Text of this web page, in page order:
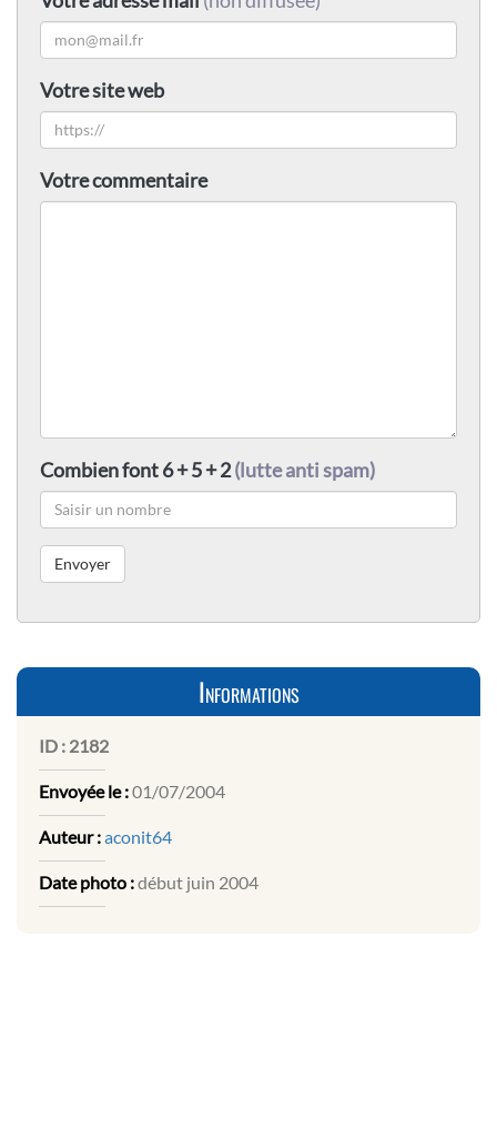
Votre site web
Votre commentaire
Combien font 6 + 5 + 2(lutte anti spam)
Informations
ID : 2182
Envoyée le :01/07/2004
Auteur :aconit64
Date photo :début juin 2004